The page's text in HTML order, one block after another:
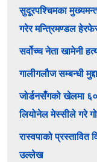
सुदूरपश्चिमका
गरेर मन्त्रिमण्डल
सर्वोच्च नेता खामेनी
गालीगलौज सम्बन्धी
जोर्डनसँगको खेलमा ६०
लियोनेल मेस्सीले गरे
रास्वपाको प्रस्तावित
उल्लेख